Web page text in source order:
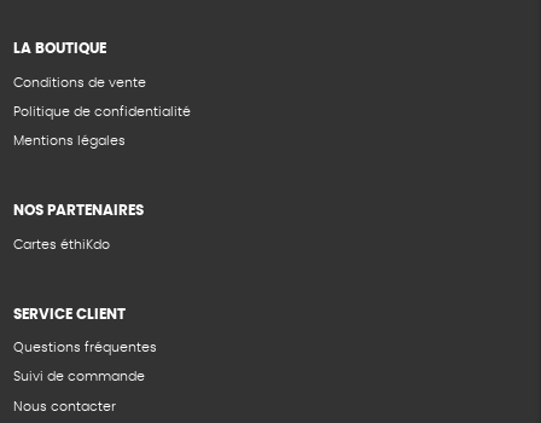
LA BOUTIQUE
Conditions de vente
Politique de confidentialité
Mentions légales
NOS PARTENAIRES
Cartes éthiKdo
SERVICE CLIENT
Questions fréquentes
Suivi de commande
Nous contacter